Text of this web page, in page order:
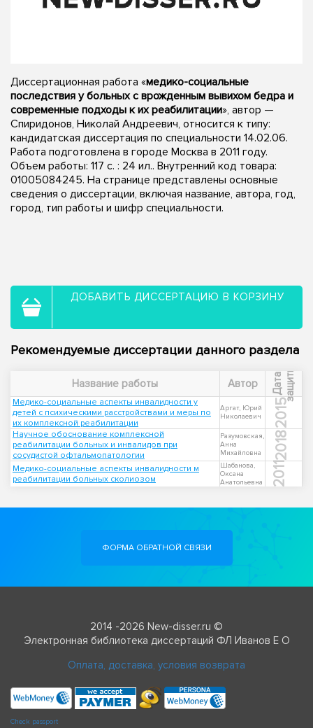
Диссертационная работа «медико-социальные
последствия у больных с врожденным вывихом бедра и
современные подходы к их реабилитации», автор —
Спиридонов, Николай Андреевич, относится к типу:
кандидатская диссертация по специальности 14.02.06.
Работа подготовлена в городе Москва в 2011 году.
Объем работы: 117 с. : 24 ил.. Внутренний код товара:
01005084245. На странице представлены основные
сведения о диссертации, включая название, автора, год,
город, тип работы и шифр специальности.
ДОБАВИТЬ ДИССЕРТАЦИЮ В КОРЗИНУ
Рекомендуемые диссертации данного раздела
Название работы Автор Д
а
т
а
з
а
щ
и
т ы
Медико-социальные аспекты инвалидности у
детей с психическими расстройствами и меры по
их комплексной реабилитации
Аргат, Юрий
Николаевич
2015
Научное обоснование комплексной
реабилитации больных и инвалидов при
сосудистой офтальмопатологии
Разумовская,
Анна
Михайловна
2018
Медико-социальные аспекты инвалидности м
реабилитации больных сколиозом
Шабанова,
Оксана
Анатольевна
2011
ФОРМА ОБРАТНОЙ СВЯЗИ
2014 -2026 New-disser.ru ©
Электронная библиотека диссертаций ФЛ Иванов Е О
Оплата, доставка, условия возврата
Check passport